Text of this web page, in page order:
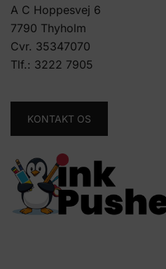
A C Hoppesvej 6
7790 Thyholm
Cvr. 35347070
Tlf.: 3222 7905
KONTAKT OS